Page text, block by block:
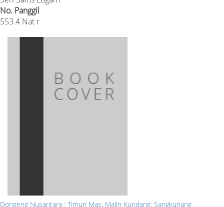
No. Panggil
553.4 Nat r
Dongeng Nusantara : Timun Mas, Malin Kundang, Sangkuriang